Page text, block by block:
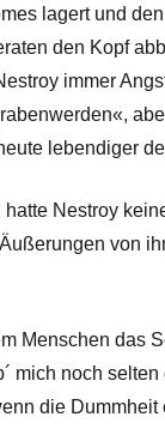
lagert und
den Kopf
immer
lebendiger
Nestroy
von
Menschen das
mich noch
die Dummheit